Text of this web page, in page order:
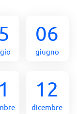
06
giugno
12
dicembre